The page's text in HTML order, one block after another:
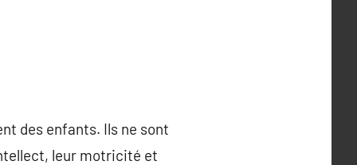
des enfants. Ils ne sont
leur motricité et